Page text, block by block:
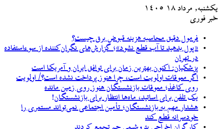
یکشنبه, مرداد ۱۸ ۱۴۰۵
خبر فوری
فرمول دقیق محاسبه هزینه قبوض برق چیست؟
«پول بدهید تا آب قطع نشود»؛ گزارش‌های نگران‌کننده از سوءاستفاده
در تهران
پزشکیان‌: اکنون بهترین زمان برای توافق ایران و آمریکا است
اگر معوقات اولویت است، چرا هنوز پرداخت نشده است؟/ اولویت
روی کاغذ؛ معوقات بازنشستگان هنوز روی زمین مانده
یک تلفن برای اساتید، ماه‌ها انتظار برای بازنشستگان!
هشدار مهم به بازنشستگان؛ تأمین اجتماعی نمی‌تواند مستمری را
خودسرانه قطع کند